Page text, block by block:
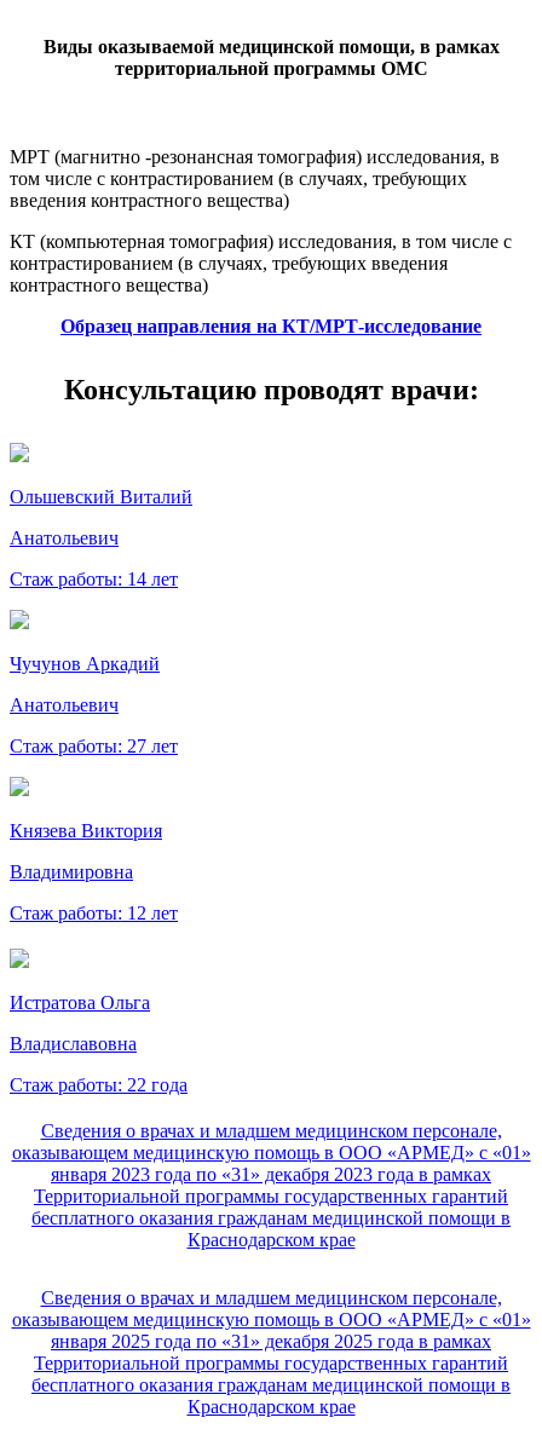
Виды оказываемой медицинской помощи, в рамках
территориальной программы ОМС
МРТ (магнитно -резонансная томография) исследования, в
том числе с контрастированием (в случаях, требующих
введения контрастного вещества)
КТ (компьютерная томография) исследования, в том числе с
контрастированием (в случаях, требующих введения
контрастного вещества)
Образец направления на КТ/МРТ-исследование
Консультацию проводят врачи:
Ольшевский Виталий
Анатольевич
Стаж работы: 14 лет
Чучунов Аркадий
Анатольевич
Стаж работы: 27 лет
Князева Виктория
Владимировна
Стаж работы: 12 лет
Истратова Ольга
Владиславовна
Стаж работы: 22 года
Сведения о врачах и младшем медицинском персонале,
оказывающем медицинскую помощь в ООО «АРМЕД» с «01»
января 2023 года по «31» декабря 2023 года в рамках
Территориальной программы государственных гарантий
бесплатного оказания гражданам медицинской помощи в
Краснодарском крае
Сведения о врачах и младшем медицинском персонале,
оказывающем медицинскую помощь в ООО «АРМЕД» с «01»
января 2025 года по «31» декабря 2025 года в рамках
Территориальной программы государственных гарантий
бесплатного оказания гражданам медицинской помощи в
Краснодарском крае